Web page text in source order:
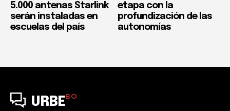
5.000 antenas Starlink
serán instaladas en
escuelas del país
etapa con la
profundización de las
autonomías
URBEBO